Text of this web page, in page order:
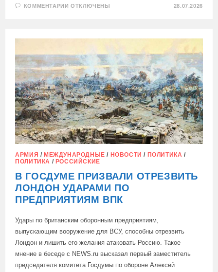
КОММЕНТАРИИ К
ЧТО
ОТ
ЕВРОПЫ
КОМПЕНСАЦИЮ
УЩЕРБА
ОТКЛЮЧЕНЫ 28.07.2026
АРМИЯ / МЕЖДУНАРОДНЫЕ / НОВОСТИ / ПОЛИТИКА /
ПОЛИТИКА / РОССИЙСКИЕ
В ГОСДУМЕ ПРИЗВАЛИ ОТРЕЗВИТЬ
ЛОНДОН УДАРАМИ ПО
ПРЕДПРИЯТИЯМ ВПК
Удары по британским оборонным предприятиям,
выпускающим вооружение для ВСУ, способны отрезвить
Лондон и лишить его желания атаковать Россию. Такое
мнение в беседе с NEWS.ru высказал первый заместитель
председателя комитета Госдумы по обороне Алексей